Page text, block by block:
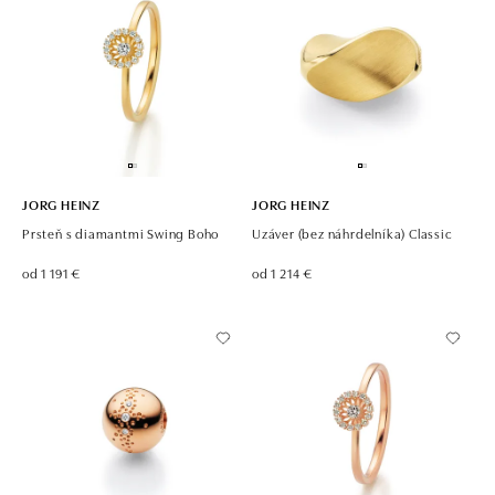
JORG HEINZ
Prsteň s diamantmi Swing Boho
od 1 191 €
JORG HEINZ
Uzáver (bez náhrdelníka) Classic
od 1 214 €